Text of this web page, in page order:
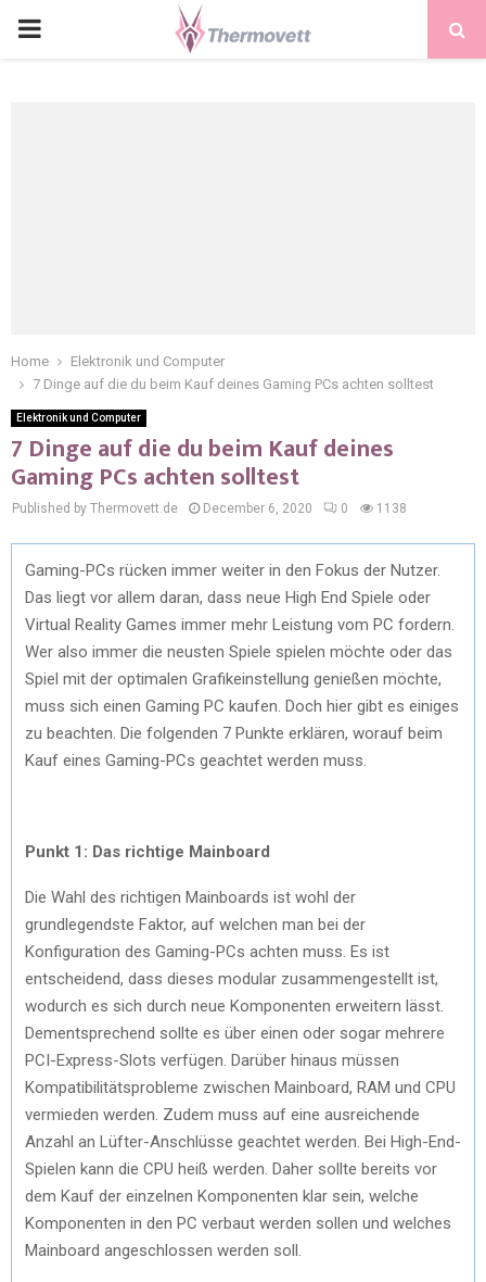
PRIMARY
Home
Elektronik und Computer
7 Dinge auf die du beim Kauf deines Gaming PCs achten solltest
Elektronik und Computer
7 Dinge auf die du beim Kauf deines
Gaming PCs achten solltest
Published by Thermovett.de December 6, 2020 0 1138
Gaming-PCs rücken immer weiter in den Fokus der Nutzer.
Das liegt vor allem daran, dass neue High End Spiele oder
Virtual Reality Games immer mehr Leistung vom PC fordern.
Wer also immer die neusten Spiele spielen möchte oder das
Spiel mit der optimalen Grafikeinstellung genießen möchte,
muss sich einen Gaming PC kaufen. Doch hier gibt es einiges
zu beachten. Die folgenden 7 Punkte erklären, worauf beim
Kauf eines Gaming-PCs geachtet werden muss.
Punkt 1: Das richtige Mainboard
Die Wahl des richtigen Mainboards ist wohl der
grundlegendste Faktor, auf welchen man bei der
Konfiguration des Gaming-PCs achten muss. Es ist
entscheidend, dass dieses modular zusammengestellt ist,
wodurch es sich durch neue Komponenten erweitern lässt.
Dementsprechend sollte es über einen oder sogar mehrere
PCI-Express-Slots verfügen. Darüber hinaus müssen
Kompatibilitätsprobleme zwischen Mainboard, RAM und CPU
vermieden werden. Zudem muss auf eine ausreichende
Anzahl an Lüfter-Anschlüsse geachtet werden. Bei High-End-
Spielen kann die CPU heiß werden. Daher sollte bereits vor
dem Kauf der einzelnen Komponenten klar sein, welche
Komponenten in den PC verbaut werden sollen und welches
Mainboard angeschlossen werden soll.